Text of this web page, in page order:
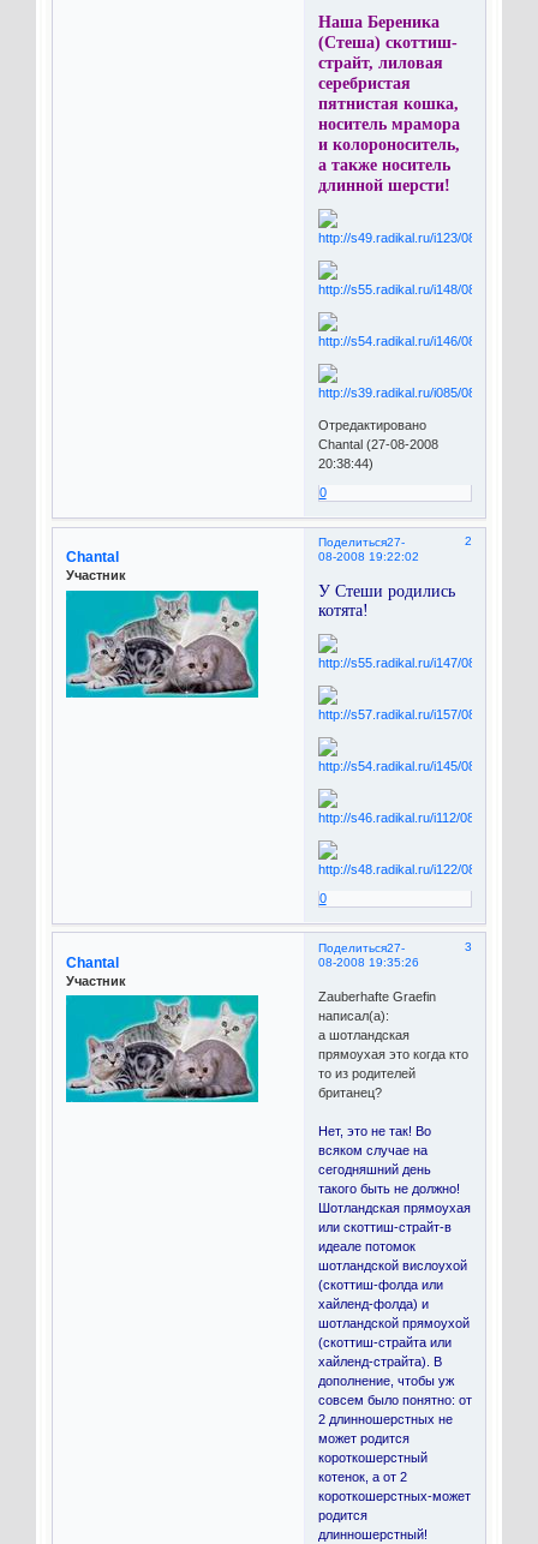
Наша Береника
(Стеша) скоттиш-
страйт, лиловая
серебристая
пятнистая кошка,
носитель мрамора
и колороноситель,
а также носитель
длинной шерсти!
Отредактировано
Chantal (27-08-2008
20:38:44)
0
Поделиться 2
27-
08-2008 19:22:02
Chantal
Участник
У Стеши родились
котята!
0
Поделиться 3
27-
08-2008 19:35:26
Chantal
Участник
Zauberhafte Graefin
написал(а):
а шотландская
прямоухая это когда кто
то из родителей
британец?
Нет, это не так! Во
всяком случае на
сегодняшний день
такого быть не должно!
Шотландская прямоухая
или скоттиш-страйт-в
идеале потомок
шотландской вислоухой
(скоттиш-фолда или
хайленд-фолда) и
шотландской прямоухой
(скоттиш-страйта или
хайленд-страйта). В
дополнение, чтобы уж
совсем было понятно: от
2 длинношерстных не
может родится
короткошерстный
котенок, а от 2
короткошерстных-может
родится
длинношерстный!